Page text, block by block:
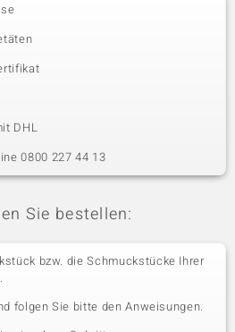
DHL
0800 227 44 13
Sie bestellen:
bzw. die Schmuckstücke Ihrer
folgen Sie bitte den Anweisungen.